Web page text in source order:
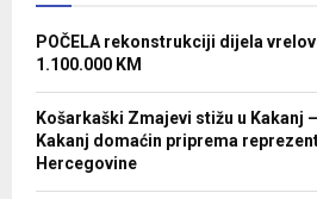
POČELA rekonstrukciji dijela
1.100.000 KM
Košarkaški Zmajevi stižu u Kakanj
Kakanj domaćin priprema
Hercegovine